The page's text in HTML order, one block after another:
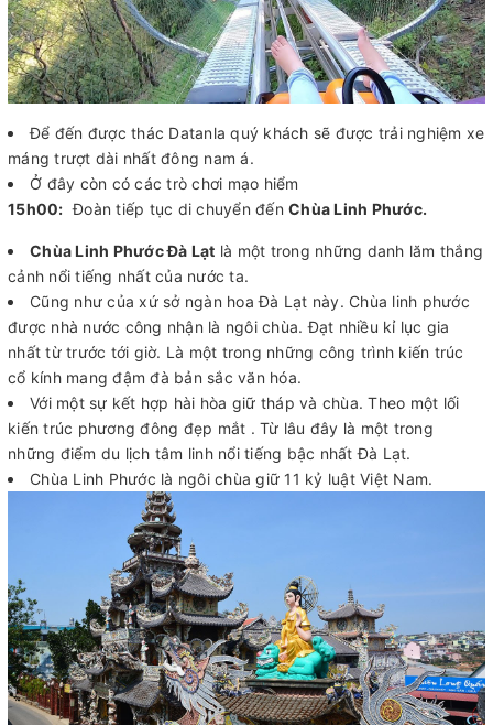
Để đến được thác Datanla quý khách sẽ được trải nghiệm xe
máng trượt dài nhất đông nam á.
Ở đây còn có các trò chơi mạo hiểm
15h00: Đoàn tiếp tục di chuyển đến Chùa Linh Phước.
Chùa Linh Phước Đà Lạt là một trong những danh lăm thắng
cảnh nổi tiếng nhất của nước ta.
Cũng như của xứ sở ngàn hoa Đà Lạt này. Chùa linh phước
được nhà nước công nhận là ngôi chùa. Đạt nhiều kỉ lục gia
nhất từ trước tới giờ. Là một trong những công trình kiến trúc
cổ kính mang đậm đà bản sắc văn hóa.
Với một sự kết hợp hài hòa giữ tháp và chùa. Theo một lối
kiến trúc phương đông đẹp mắt . Từ lâu đây là một trong
những điểm du lịch tâm linh nổi tiếng bậc nhất Đà Lạt.
Chùa Linh Phước là ngôi chùa giữ 11 kỷ luật Việt Nam.